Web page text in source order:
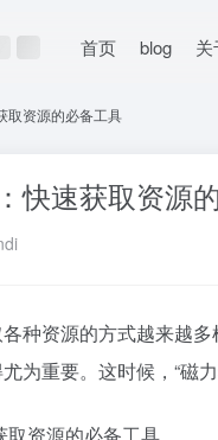
首页 blog
取资源的必备工具
快速获取资源
种资源的方式越来越
为重要。这时候，“磁